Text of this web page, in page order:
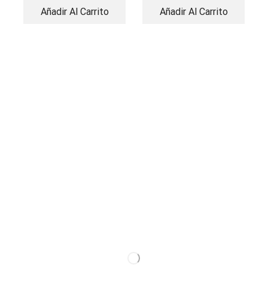
Añadir Al Carrito Añadir Al Carrito